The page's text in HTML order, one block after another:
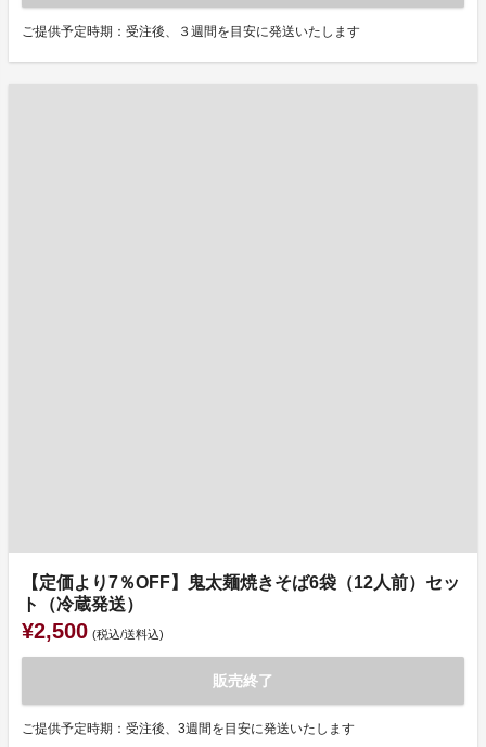
ご提供予定時期：受注後、３週間を目安に発送いたします
【定価より7％OFF】鬼太麺焼きそば6袋（12人前）セッ
ト（冷蔵発送）
¥2,500 (税込/送料込)
販売終了
ご提供予定時期：受注後、3週間を目安に発送いたします